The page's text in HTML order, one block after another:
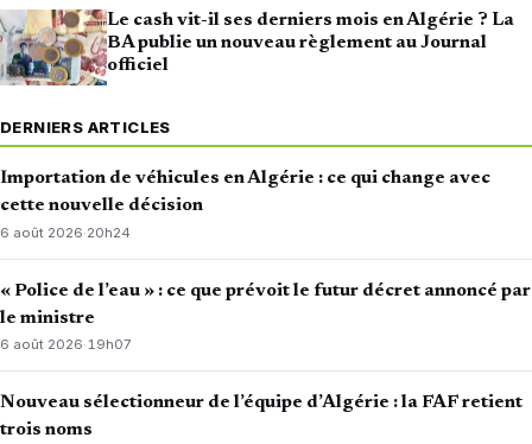
Le cash vit-il ses derniers mois en Algérie ? La
BA publie un nouveau règlement au Journal
officiel
DERNIERS ARTICLES
Importation de véhicules en Algérie : ce qui change avec
cette nouvelle décision
6 août 2026·20h24
« Police de l’eau » : ce que prévoit le futur décret annoncé par
le ministre
6 août 2026·19h07
Nouveau sélectionneur de l’équipe d’Algérie : la FAF retient
trois noms